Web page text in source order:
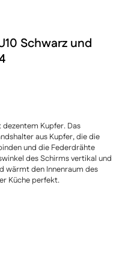
Schwarz und
Kupfer. Das
aus Kupfer, die die
und die Federdrähte
des Schirms vertikal und
wärmt den Innenraum des
Küche perfekt.